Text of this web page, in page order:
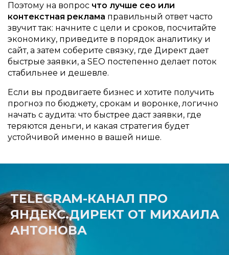
Поэтому на вопрос что лучше сео или
контекстная реклама правильный ответ часто
звучит так: начните с цели и сроков, посчитайте
экономику, приведите в порядок аналитику и
сайт, а затем соберите связку, где Директ дает
быстрые заявки, а SEO постепенно делает поток
стабильнее и дешевле.
Если вы продвигаете бизнес и хотите получить
прогноз по бюджету, срокам и воронке, логично
начать с аудита: что быстрее даст заявки, где
теряются деньги, и какая стратегия будет
устойчивой именно в вашей нише.
TELEGRAM-КАНАЛ ПРО
ЯНДЕКС.ДИРЕКТ ОТ МИХАИЛА
АНТОНОВА